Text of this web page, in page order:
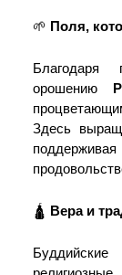
🌱 Поля,
Благодаря
орошению
Здесь
🛕 Вера и